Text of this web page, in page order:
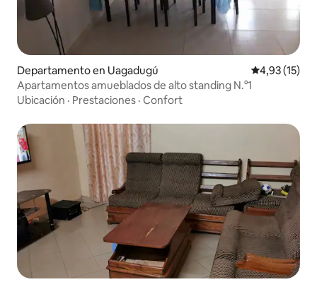
Departamento en Uagadugú Calificación
4,93 (15)
Apartamentos amueblados de alto standing N.°1
Ubicación · Prestaciones · Confort